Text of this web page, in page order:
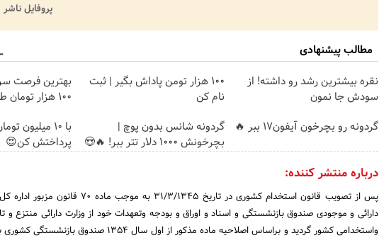
پروفایل ناشر
مطالب پیشنهادی
نقره بیشترین رشد رو داشته! از
سودش جا نمون
100 هزار تومن پاداش بگیر | ثبت
نام کن
بهترین فرصت
100 هزار تومان طلا بخر‼️
گردونه رو بچرخون آیفون17 ببر 🔥
گردونه شانس بدون پوچ |
بچرخونش 1000 دلار تتر ببر! 🔥😍
با 10
پرداختش کن😍
درباره منتشر کننده:
پس از تصویب قانون استخدام کشوری در تاریخ 31/3/1345
دارائی و موجودی صندوق بازنشستگی و اسناد و اوراق و بودجه وتعهدات خود از وزارت دارائی منتزع و
واستخدامی کشور گردید و براساس اصلاحیه ماده مذکور از اول